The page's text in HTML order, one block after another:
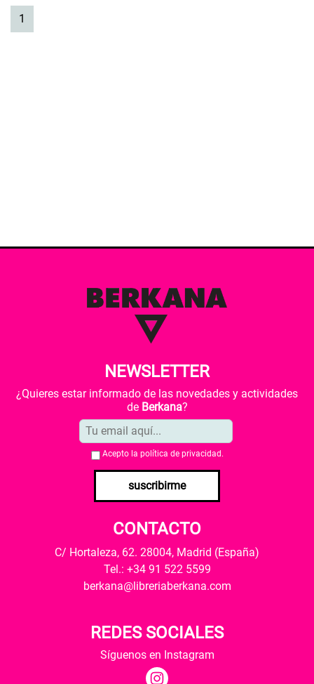
1
NEWSLETTER
¿Quieres estar informado de las novedades y actividades
de Berkana?
Acepto la política de privacidad .
suscribirme
CONTACTO
C/ Hortaleza, 62. 28004, Madrid (España)
Tel.: +34 91 522 5599
berkana@libreriaberkana.com
REDES SOCIALES
Síguenos en Instagram